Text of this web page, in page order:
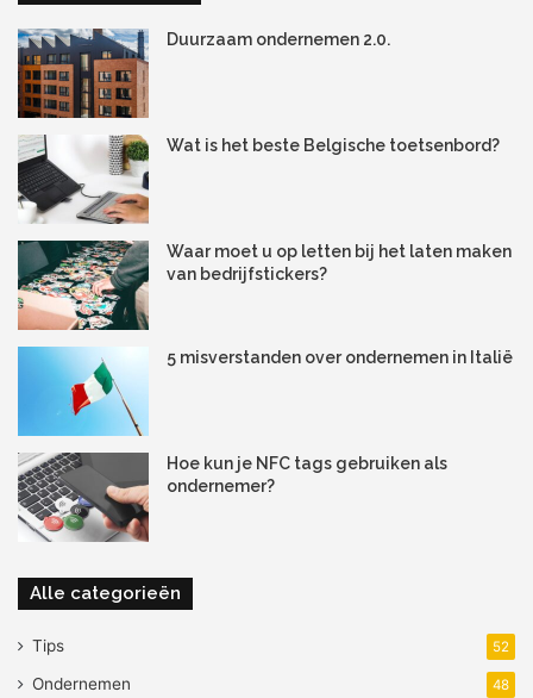
Duurzaam ondernemen 2.0.
Wat is het beste Belgische toetsenbord?
Waar moet u op letten bij het laten maken
van bedrijfstickers?
5 misverstanden over ondernemen in Italië
Hoe kun je NFC tags gebruiken als
ondernemer?
Alle categorieën
Tips 52
Ondernemen 48